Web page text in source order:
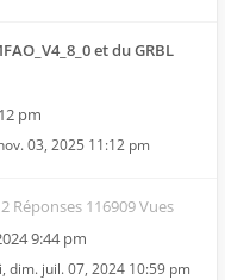
et du GRBL
pm
03, 2025 11:12 pm
2 Réponses 116909 Vues
9:44 pm
, dim. juil. 07, 2024 10:59 pm